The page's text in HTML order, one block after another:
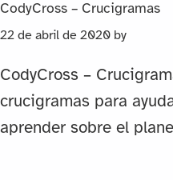
CodyCross – Crucigramas
22 de abril de 2020 by
CodyCross –
crucigramas para
aprender sobre el